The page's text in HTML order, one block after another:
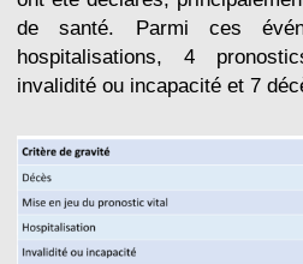
de santé. Parmi ces
hospitalisations, 4
invalidité ou incapacité et 7